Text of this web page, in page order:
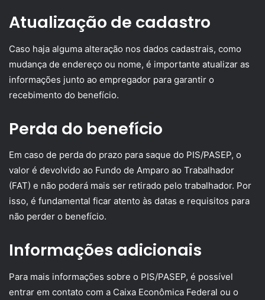
Atualização de cadastro
Caso haja alguma alteração nos dados cadastrais, como
mudança de endereço ou nome, é importante atualizar as
informações junto ao empregador para garantir o
recebimento do benefício.
Perda do benefício
Em caso de perda do prazo para saque do PIS/PASEP, o
valor é devolvido ao Fundo de Amparo ao Trabalhador
(FAT) e não poderá mais ser retirado pelo trabalhador. Por
isso, é fundamental ficar atento às datas e requisitos para
não perder o benefício.
Informações adicionais
Para mais informações sobre o PIS/PASEP, é possível
entrar em contato com a Caixa Econômica Federal ou o